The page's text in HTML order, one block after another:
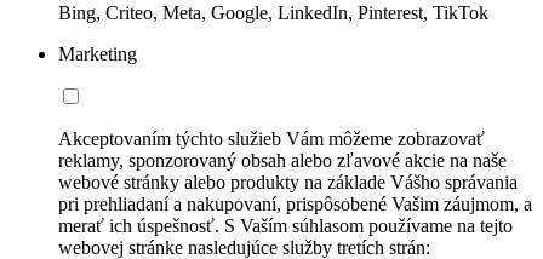
Bing, Criteo, Meta, Google, LinkedIn, Pinterest, TikTok
Marketing
Akceptovaním týchto služieb Vám môžeme zobrazovať
reklamy, sponzorovaný obsah alebo zľavové akcie na naše
webové stránky alebo produkty na základe Vášho správania
pri prehliadaní a nakupovaní, prispôsobené Vašim záujmom, a
merať ich úspešnosť. S Vaším súhlasom používame na tejto
webovej stránke nasledujúce služby tretích strán: